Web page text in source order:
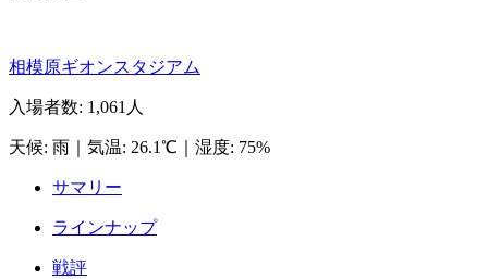
相模原ギオンスタジアム
入場者数: 1,061人
天候: 雨 気温: 26.1℃ 湿度: 75%
サマリー
ラインナップ
戦評